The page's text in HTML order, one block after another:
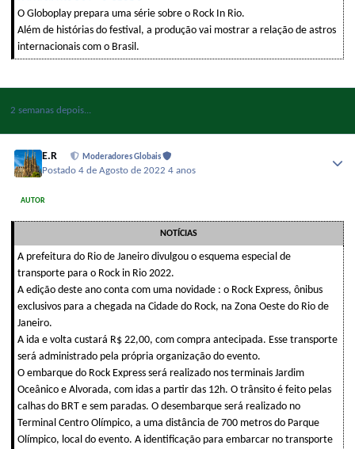
O Globoplay prepara uma série sobre o Rock In Rio.
Além de histórias do festival, a produção vai mostrar a relação de astros
internacionais com o Brasil.
2 semanas depois...
E.R Moderadores Globais
Postado4 de Agosto de 20224 anos
AUTOR
NOTÍCIAS
A prefeitura do Rio de Janeiro divulgou o esquema especial de
transporte para o Rock in Rio 2022.
A edição deste ano conta com uma novidade : o Rock Express, ônibus
exclusivos para a chegada na Cidade do Rock, na Zona Oeste do Rio de
Janeiro.
A ida e volta custará R$ 22,00, com compra antecipada. Esse transporte
será administrado pela própria organização do evento.
O embarque do Rock Express será realizado nos terminais Jardim
Oceânico e Alvorada, com idas a partir das 12h. O trânsito é feito pelas
calhas do BRT e sem paradas. O desembarque será realizado no
Terminal Centro Olímpico, a uma distância de 700 metros do Parque
Olímpico, local do evento. A identificação para embarcar no transporte